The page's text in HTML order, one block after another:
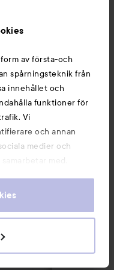
av första-och
spårningsteknik från
innehållet och
funktioner för
Vi
och annan
medier och
med.
eller som de har
av vår webbplats.
inställningarna för
Shine
Highlights &
kr
185 krActiveSmooth